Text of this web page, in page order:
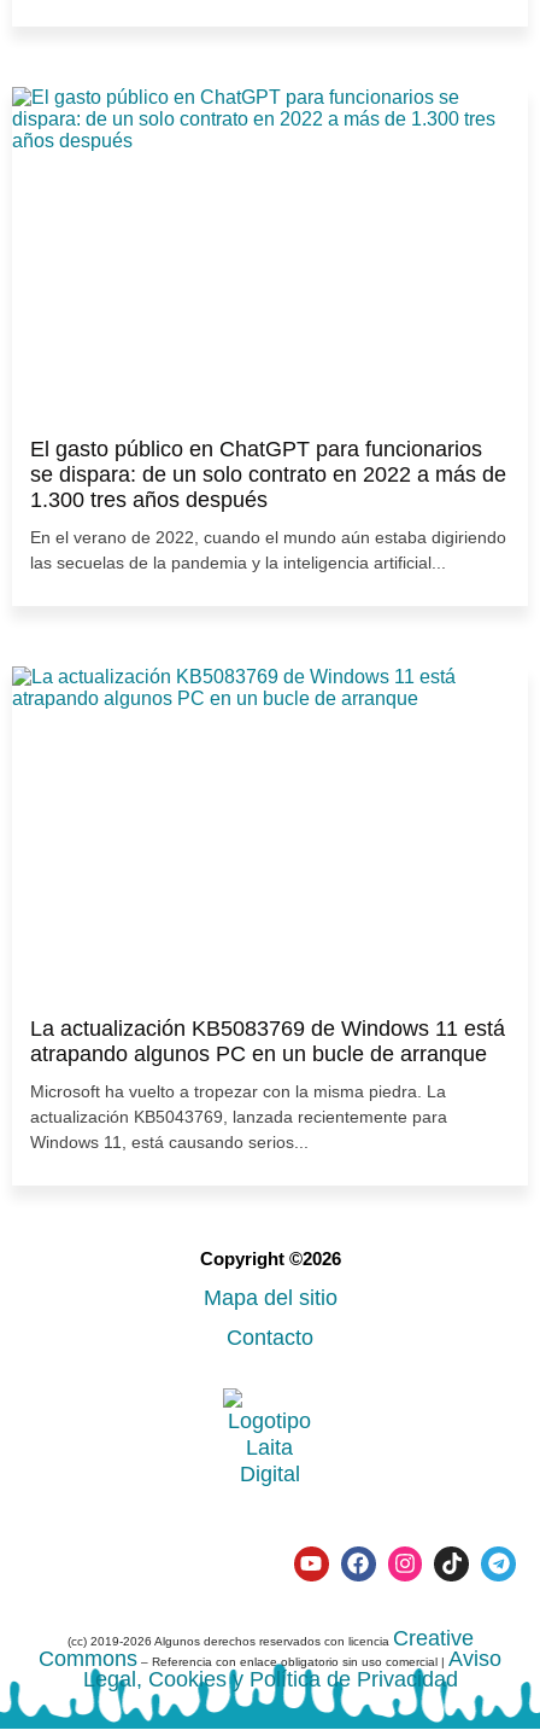
El gasto público en ChatGPT para funcionarios
se dispara: de un solo contrato en 2022 a más de
1.300 tres años después
En el verano de 2022, cuando el mundo aún estaba digiriendo
las secuelas de la pandemia y la inteligencia artificial...
La actualización KB5083769 de Windows 11 está
atrapando algunos PC en un bucle de arranque
Microsoft ha vuelto a tropezar con la misma piedra. La
actualización KB5043769, lanzada recientemente para
Windows 11, está causando serios...
Copyright ©2026
Mapa del sitio
Contacto
(cc) 2019-2026 Algunos derechos reservados con licencia Creative
Commons – Referencia con enlace obligatorio sin uso comercial | Aviso
Legal, Cookies y Política de Privacidad